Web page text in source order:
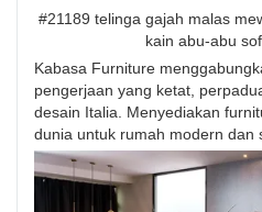
#21189 telinga gajah malas
kain abu-abu
Kabasa Furniture
pengerjaan yang ketat,
desain Italia. Menyediakan
dunia untuk rumah modern dan